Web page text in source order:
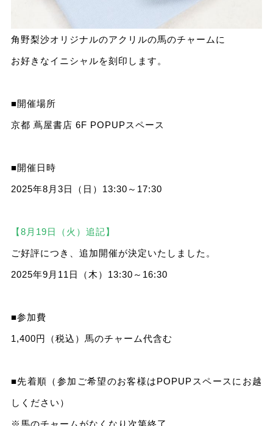
角野梨沙オリジナルのアクリルの馬のチャームに
お好きなイニシャルを刻印します。
■開催場所
京都 蔦屋書店 6F POPUPスペース
■開催日時
2025年8月3日（日）13:30～17:30
【8月19日（火）追記】
ご好評につき、追加開催が決定いたしました。
2025年9月11日（木）13:30～16:30
■参加費
1,400円（税込）馬のチャーム代含む
■先着順（参加ご希望のお客様はPOPUPスペースにお越
しください）